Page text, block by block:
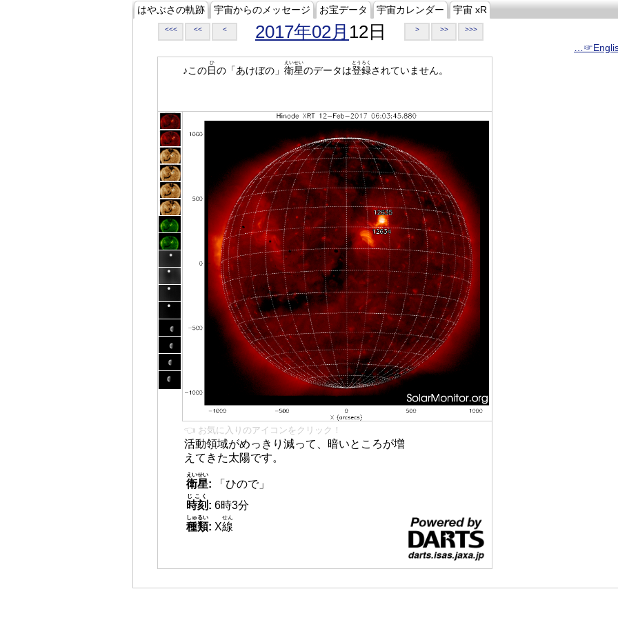
はやぶさの軌跡 宇宙からのメッセージ お宝データ 宇宙カレンダー 宇宙 xR
<<< << < 2017年02月 12日 > >> >>>
♪この日
ひ
の「あけぼの」 衛星
えいせい
のデータは登録
とうろく
されていません。
👈 お気に入りのアイコンをクリック！
活動領域がめっきり減って、暗いところが増
えてきた太陽です。
衛星
えいせい
:
「ひので」
時刻
じこく
: 6時3分
種類
しゅるい
: X線
せん